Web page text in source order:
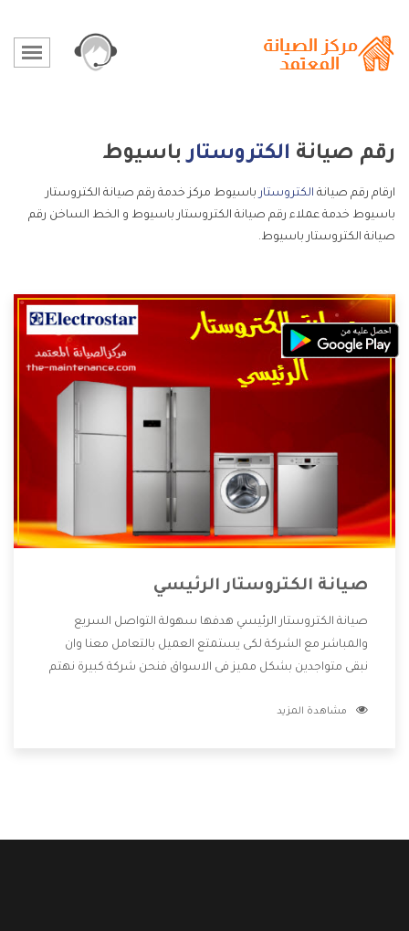
رقم صيانة الكتروستارباسيوط
ارقام رقم صيانة الكتروستار باسيوط مركز خدمة رقم صيانة الكتروستار
باسيوط خدمة عملاء رقم صيانة الكتروستار باسيوط و الخط الساخن رقم
صيانة الكتروستار باسيوط.
صيانة الكتروستار الرئيسي
صيانة الكتروستار الرئيسي هدفها سهولة التواصل السريع
والمباشر مع الشركة لكى يستمتع العميل بالتعامل معنا وان
نبقى متواجدين بشكل مميز فى الاسواق فنحن شركة كبيرة نهتم
الشركة بها والتى تكون منها خدمة الصيانة التى تكون من أهم
مشاهدة المزيد